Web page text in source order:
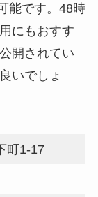
能です。48時
にもおすす
開されてい
いでしょ
町1-17